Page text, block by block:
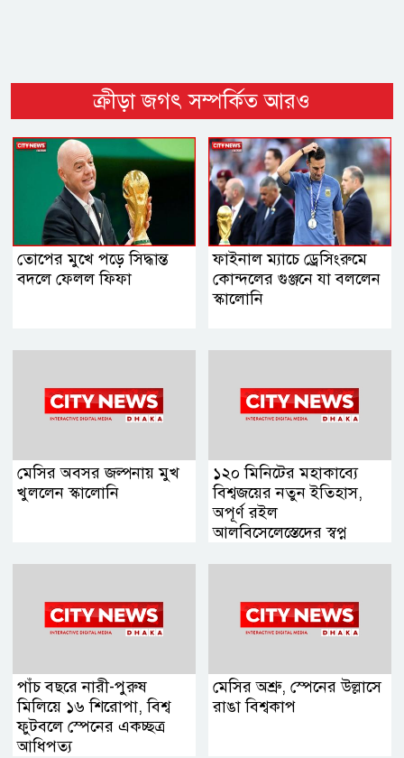
ক্রীড়া জগৎ সম্পর্কিত আরও
তোপের মুখে পড়ে সিদ্ধান্ত
বদলে ফেলল ফিফা
ফাইনাল ম্যাচে ড্রেসিংরুমে
কোন্দলের গুঞ্জনে যা বললেন
স্কালোনি
মেসির অবসর জল্পনায় মুখ
খুললেন স্কালোনি
১২০ মিনিটের মহাকাব্যে
বিশ্বজয়ের নতুন ইতিহাস,
অপূর্ণ রইল
আলবিসেলেস্তেদের স্বপ্ন
পাঁচ বছরে নারী-পুরুষ
মিলিয়ে ১৬ শিরোপা, বিশ্ব
ফুটবলে স্পেনের একচ্ছত্র
আধিপত্য
মেসির অশ্রু, স্পেনের উল্লাসে
রাঙা বিশ্বকাপ